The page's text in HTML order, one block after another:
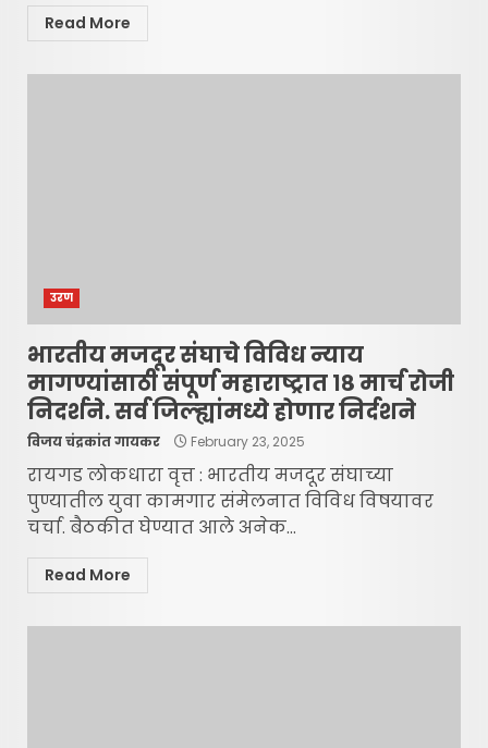
Read More
उरण
भारतीय मजदूर संघाचे विविध न्याय
मागण्यांसाठी संपूर्ण महाराष्ट्रात १८ मार्च रोजी
निदर्शने. सर्व जिल्ह्यांमध्ये होणार निर्दशने
विजय चंद्रकांत गायकर February 23, 2025
रायगड लोकधारा वृत्त : भारतीय मजदूर संघाच्या
पुण्यातील युवा कामगार संमेलनात विविध विषयावर
चर्चा. बैठकीत घेण्यात आले अनेक...
Read More